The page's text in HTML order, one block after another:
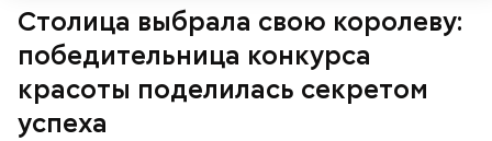
Столица выбрала свою королеву:
победительница конкурса
красоты поделилась секретом
успеха
— Мы установили высокочастотные ячейки,
распределительные щиты, оборудование по
монтажу и обеспечению электричеством
подстанций, домов, — поделился Олег Корешков.